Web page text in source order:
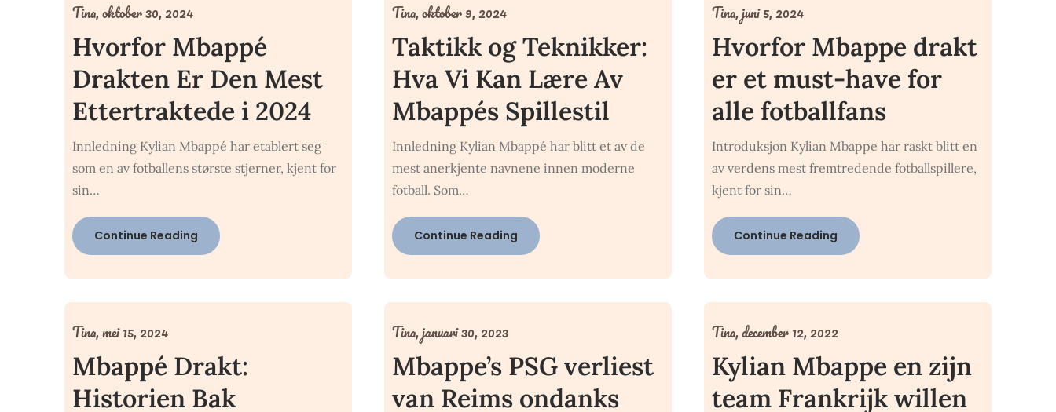
Hvorfor Mbappé
Drakten Er Den Mest
Ettertraktede i 2024
Tina,oktober 30, 2024
Innledning Kylian Mbappé har etablert seg
som en av fotballens største stjerner, kjent for
sin…
Continue Reading
Taktikk og Teknikker:
Hva Vi Kan Lære Av
Mbappés Spillestil
Tina,oktober 9, 2024
Innledning Kylian Mbappé har blitt et av de
mest anerkjente navnene innen moderne
fotball. Som…
Continue Reading
Hvorfor Mbappe drakt
er et must-have for
alle fotballfans
Tina,juni 5, 2024
Introduksjon Kylian Mbappe har raskt blitt en
av verdens mest fremtredende fotballspillere,
kjent for sin…
Continue Reading
Mbappé Drakt:
Historien Bak
Tina,mei 15, 2024
Mbappe’s PSG verliest
van Reims ondanks
Tina,januari 30, 2023
Kylian Mbappe en zijn
team Frankrijk willen
Tina,december 12, 2022